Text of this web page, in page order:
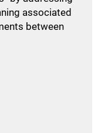
associated
between